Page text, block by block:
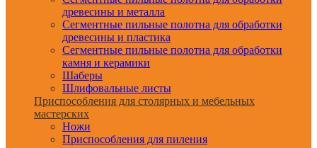
древесины и металла
Сегментные пильные полотна для обработки
древесины и пластика
Сегментные пильные полотна для обработки
камня и керамики
Шаберы
Шлифовальные листы
Приспособления для столярных и мебельных
мастерских
Ножи
Приспособления для пиления